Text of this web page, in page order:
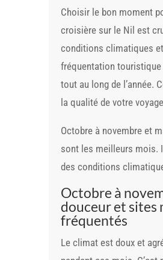
Choisir le bon moment
croisière sur le Nil est
conditions climatiques
fréquentation touristique
tout au long de l’année.
la qualité de votre
Octobre à novembre et
sont les meilleurs mois.
des conditions
Octobre à
douceur et sites
fréquentés
Le climat est doux et